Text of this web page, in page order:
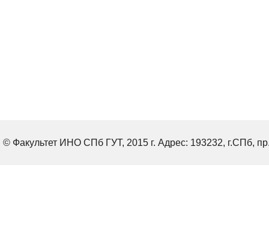
© Факультет ИНО СПб ГУТ, 2015 г. Адрес: 193232, г.СПб,